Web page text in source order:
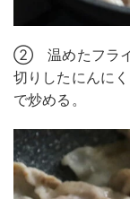
② 温めたフライ
切りしたにんに
で炒める。